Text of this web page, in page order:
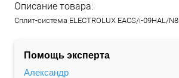
Описание товара:
Сплит-система ELECTROLUX EACS/i-09HAL/N8
Помощь эксперта
Александр